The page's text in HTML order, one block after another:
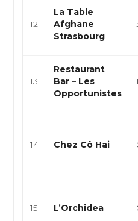
12
La Table
Afghane
Strasbourg
13
Restaurant
Bar – Les
Opportunistes
14 Chez Cô Hai
15 L’Orchidea